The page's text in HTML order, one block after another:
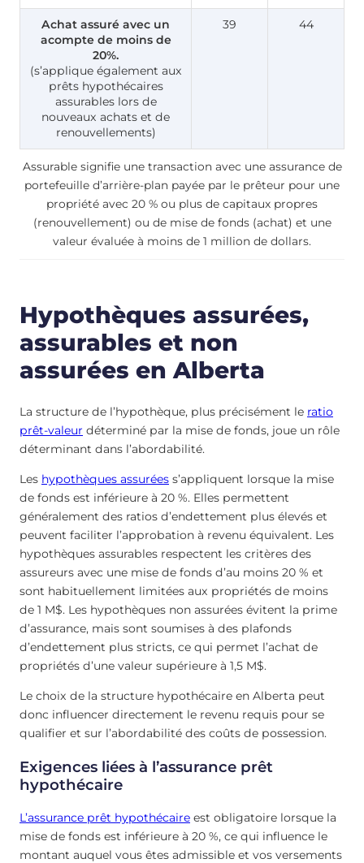
Achat assuré avec un
acompte de moins de
20%.
(s’applique également aux
prêts hypothécaires
assurables lors de
nouveaux achats et de
renouvellements)
39 44
Assurable signifie une transaction avec une assurance de
portefeuille d’arrière-plan payée par le prêteur pour une
propriété avec 20 % ou plus de capitaux propres
(renouvellement) ou de mise de fonds (achat) et une
valeur évaluée à moins de 1 million de dollars.
Hypothèques assurées,
assurables et non
assurées en Alberta
La structure de l’hypothèque, plus précisément le ratio
prêt-valeur déterminé par la mise de fonds, joue un rôle
déterminant dans l’abordabilité.
Les hypothèques assurées s’appliquent lorsque la mise
de fonds est inférieure à 20 %. Elles permettent
généralement des ratios d’endettement plus élevés et
peuvent faciliter l’approbation à revenu équivalent. Les
hypothèques assurables respectent les critères des
assureurs avec une mise de fonds d’au moins 20 % et
sont habituellement limitées aux propriétés de moins
de 1 M$. Les hypothèques non assurées évitent la prime
d’assurance, mais sont soumises à des plafonds
d’endettement plus stricts, ce qui permet l’achat de
propriétés d’une valeur supérieure à 1,5 M$.
Le choix de la structure hypothécaire en Alberta peut
donc influencer directement le revenu requis pour se
qualifier et sur l’abordabilité des coûts de possession.
Exigences liées à l’assurance prêt
hypothécaire
L’assurance prêt hypothécaire est obligatoire lorsque la
mise de fonds est inférieure à 20 %, ce qui influence le
montant auquel vous êtes admissible et vos versements